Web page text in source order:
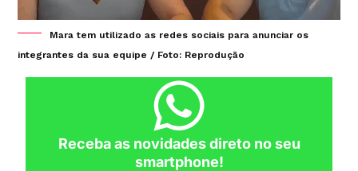
Mara tem utilizado as redes sociais para anunciar os
integrantes da sua equipe / Foto: Reprodução
Receba as novidades direto no seu
smartphone!